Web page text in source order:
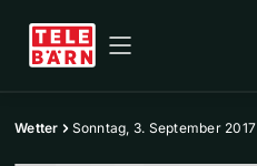
Wetter Sonntag, 3. September 2017